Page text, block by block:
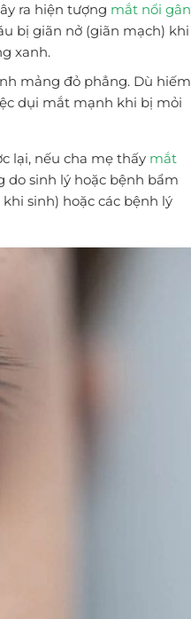
ra hiện tượng mắt nổi gân
bị giãn nở (giãn mạch) khi
xanh.
mảng đỏ phẳng. Dù hiếm
dụi mắt mạnh khi bị mỏi
lại, nếu cha mẹ thấy mắt
sinh lý hoặc bệnh bẩm
sinh) hoặc các bệnh lý